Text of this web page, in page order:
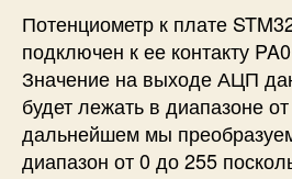
Потенциометр к плате
подключен к ее контакту
Значение на выходе АЦП
будет лежать в диапазоне
дальнейшем мы
диапазон от 0 до 255